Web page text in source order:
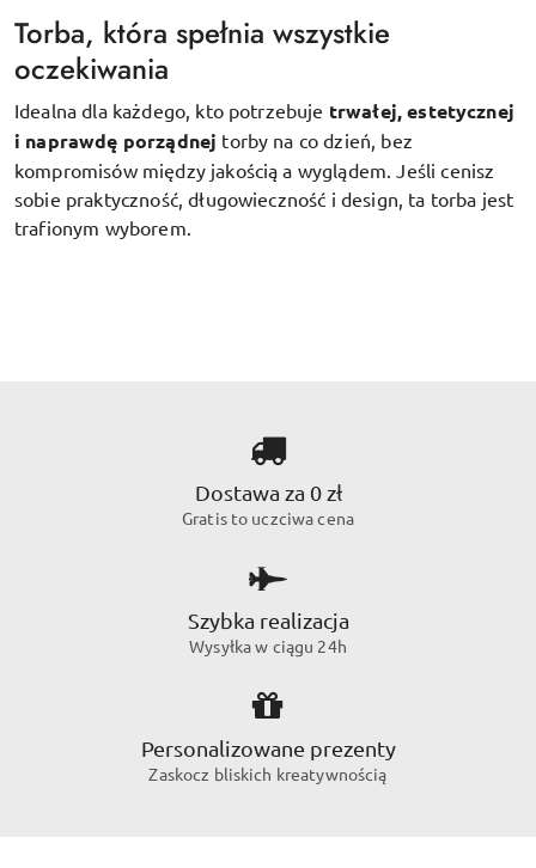
Torba, która spełnia wszystkie
oczekiwania
Idealna dla każdego, kto potrzebuje trwałej, estetycznej
i naprawdę porządnej torby na co dzień, bez
kompromisów między jakością a wyglądem. Jeśli cenisz
sobie praktyczność, długowieczność i design, ta torba jest
trafionym wyborem.
Dostawa za 0 zł
Gratis to uczciwa cena
Szybka realizacja
Wysyłka w ciągu 24h
Personalizowane prezenty
Zaskocz bliskich kreatywnością